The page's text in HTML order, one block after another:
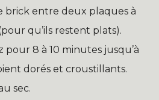
brick entre deux plaques à
qu’ils restent plats).
pour 8 à 10 minutes jusqu’à
dorés et croustillants.
sec.